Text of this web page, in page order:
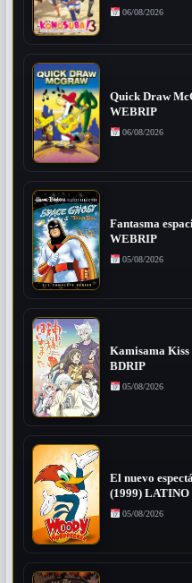
06/08/2026
Quick Draw
WEBRIP
06/08/2026
Fantasma
WEBRIP
05/08/2026
Kamisama Kiss
BDRIP
05/08/2026
El nuevo
(1999)
05/08/2026